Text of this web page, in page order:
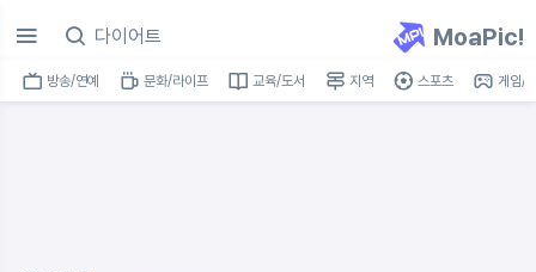
MoaPic!
방송/연예 문화/라이프 교육/도서 지역 스포츠 게임/